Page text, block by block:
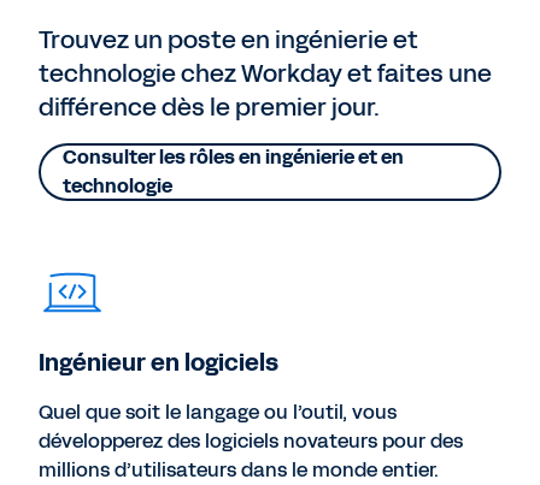
Trouvez un poste en ingénierie et
technologie chez Workday et faites une
différence dès le premier jour.
Consulter les rôles en ingénierie et en
technologie
Ingénieur en logiciels
Quel que soit le langage ou l’outil, vous
développerez des logiciels novateurs pour des
millions d’utilisateurs dans le monde entier.